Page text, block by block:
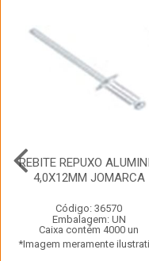
REBITE REPUXO
4,0X12MM JOMARCA
Código: 36570
Embalagem: UN
Caixa contém 4000 un
*Imagem meramente